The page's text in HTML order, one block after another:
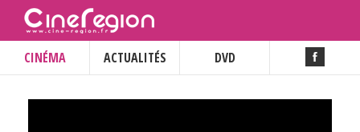
CINÉMA ACTUALITÉS DVD